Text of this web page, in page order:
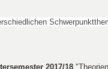
2017/18